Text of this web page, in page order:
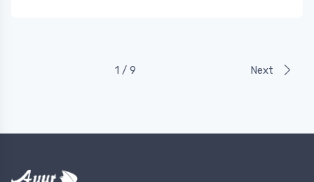
1 / 9 Next